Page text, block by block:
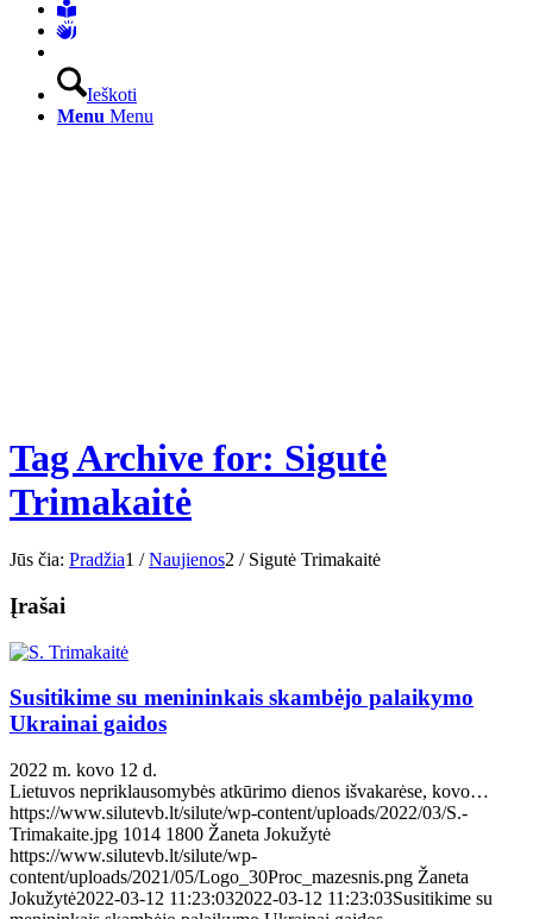
Ieškoti
Menu Menu
Tag Archive for: Sigutė
Trimakaitė
Jūs čia: Pradžia1 / Naujienos2 / Sigutė Trimakaitė
Įrašai
Susitikime su menininkais skambėjo palaikymo
Ukrainai gaidos
2022 m. kovo 12 d.
Lietuvos nepriklausomybės atkūrimo dienos išvakarėse, kovo…
https://www.silutevb.lt/silute/wp-content/uploads/2022/03/S.-
Trimakaite.jpg 1014 1800 Žaneta Jokužytė
https://www.silutevb.lt/silute/wp-
content/uploads/2021/05/Logo_30Proc_mazesnis.png Žaneta
Jokužytė2022-03-12 11:23:032022-03-12 11:23:03Susitikime su